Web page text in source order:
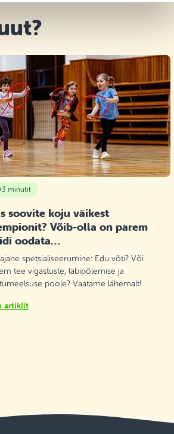
3 minutit
soovite koju väikest
Võib-olla on parem
oodata…
spetsialiseerumine: Edu võti? Või
tee vigastuste, läbipõlemise ja
poole? Vaatame lähemalt!
artiklit